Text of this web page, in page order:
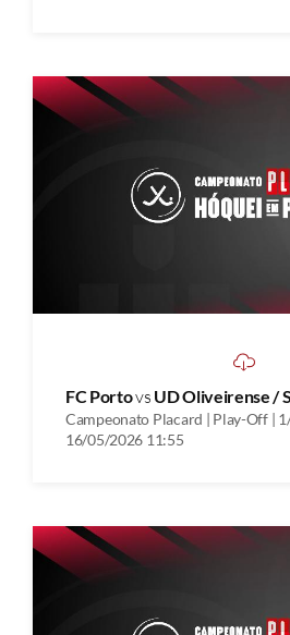
FC Portovs UD Oliveirense /
Campeonato Placard | Play-Off |
16/05/2026 11:55